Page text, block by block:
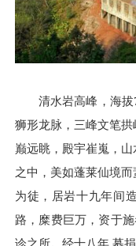
清水岩高峰，海
狮形龙脉，三峰文笔
巅远眺，殿宇崔嵬，
之中，美如蓬莱仙境
为徒，居岩十九年间
路，糜费巨万，资于